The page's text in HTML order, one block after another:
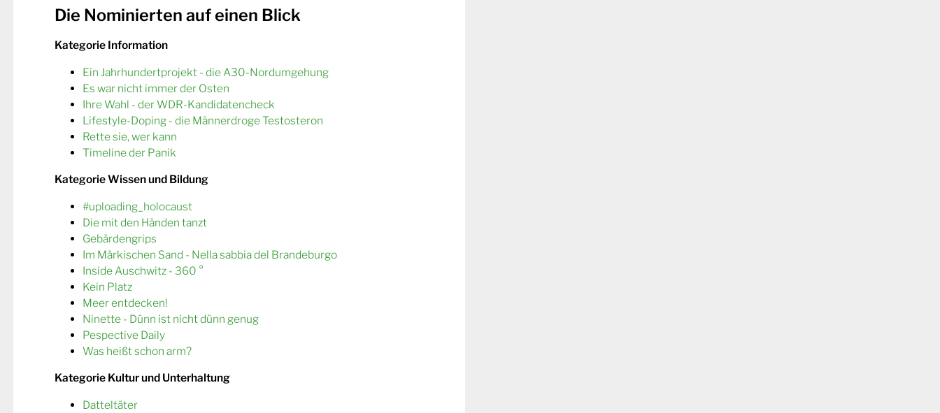
Die Nominierten auf einen Blick
Kategorie Information
Ein Jahrhundertprojekt - die A30-Nordumgehung
Es war nicht immer der Osten
Ihre Wahl - der WDR-Kandidatencheck
Lifestyle-Doping - die Männerdroge Testosteron
Rette sie, wer kann
Timeline der Panik
Kategorie Wissen und Bildung
#uploading_holocaust
Die mit den Händen tanzt
Gebärdengrips
Im Märkischen Sand - Nella sabbia del Brandeburgo
Inside Auschwitz - 360 °
Kein Platz
Meer entdecken!
Ninette - Dünn ist nicht dünn genug
Pespective Daily
Was heißt schon arm?
Kategorie Kultur und Unterhaltung
Datteltäter